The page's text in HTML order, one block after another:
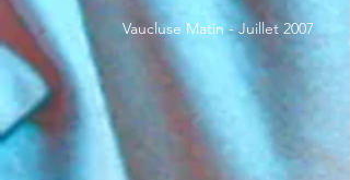
Vaucluse Matin - Juillet 2007